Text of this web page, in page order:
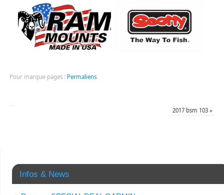
Pour marque-pages : Permaliens.
2017 bsm 103»
Infos & News